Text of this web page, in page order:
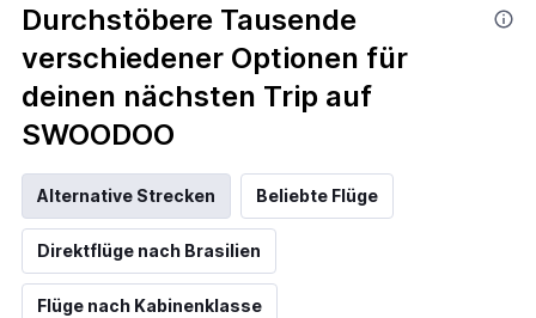
Durchstöbere Tausende
verschiedener Optionen für
deinen nächsten Trip auf
SWOODOO
Alternative Strecken Beliebte Flüge
Direktflüge nach Brasilien
Flüge nach Kabinenklasse